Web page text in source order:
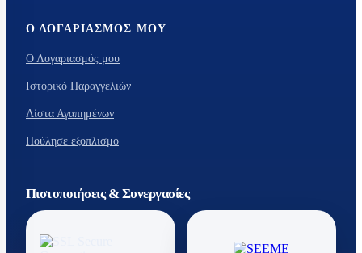
Ο ΛΟΓΑΡΙΑΣΜΌΣ ΜΟΥ
Ο Λογαριασμός μου
Ιστορικό Παραγγελιών
Λίστα Αγαπημένων
Πούλησε εξοπλισμό
Πιστοποιήσεις & Συνεργασίες